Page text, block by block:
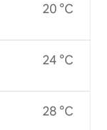
20 °C
24 °C
28 °C